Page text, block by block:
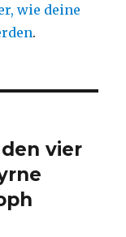
wie deine
.
vier